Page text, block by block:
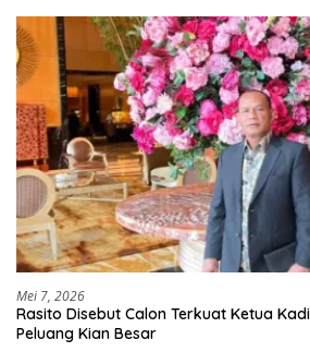
Mei 7, 2026
Rasito Disebut Calon Terkuat Ketua
Peluang Kian Besar